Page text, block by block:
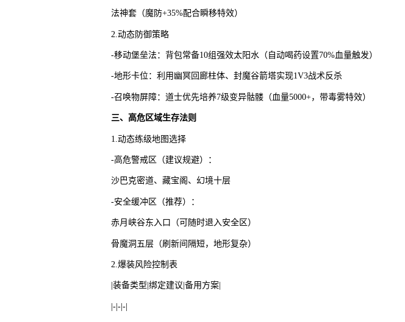
法神套（魔防+35%配合瞬移特效）
2.动态防御策略
-移动堡垒法：背包常备10组强效太阳水（自动喝药设置70%血量触发）
-地形卡位：利用幽冥回廊柱体、封魔谷箭塔实现1V3战术反杀
-召唤物屏障：道士优先培养7级变异骷髅（血量5000+，带毒雾特效）
三、高危区域生存法则
1.动态练级地图选择
-高危警戒区（建议规避）：
沙巴克密道、藏宝阁、幻境十层
-安全缓冲区（推荐）：
赤月峡谷东入口（可随时退入安全区）
骨魔洞五层（刷新间隔短，地形复杂）
2.爆装风险控制表
|装备类型|绑定建议|备用方案|
|-|-|-|